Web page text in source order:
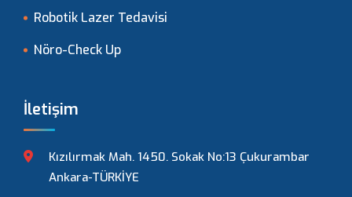
Robotik Lazer Tedavisi
Nöro-Check Up
İletişim
Kızılırmak Mah. 1450. Sokak No:13 Çukurambar
Ankara-TÜRKİYE